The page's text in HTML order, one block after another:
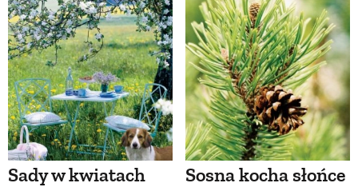
Sady w kwiatach Sosna kocha słońce